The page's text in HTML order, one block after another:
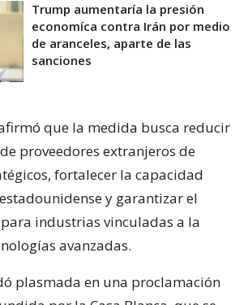
Trump aumentaría la presión
economíca contra Irán por medio
de aranceles, aparte de las
sanciones
que la medida busca reducir
proveedores extranjeros de
fortalecer la capacidad
y garantizar el
industrias vinculadas a la
avanzadas.
plasmada en una proclamación